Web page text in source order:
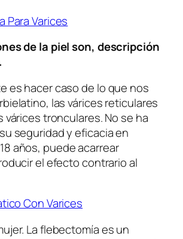
Para Varices
de la piel son, descripción
es hacer caso de lo que nos
las várices reticulares
várices tronculares. No se ha
seguridad y eficacia en
años, puede acarrear
el efecto contrario al
Con Varices
La flebectomía es un